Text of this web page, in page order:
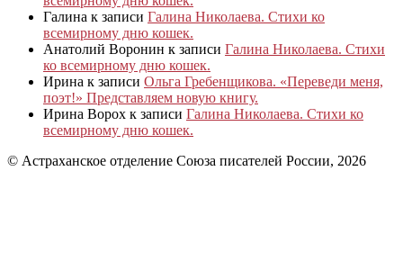
Галина к записи Галина Николаева. Стихи ко
всемирному дню кошек.
Анатолий Воронин к записи Галина Николаева. Стихи
ко всемирному дню кошек.
Ирина к записи Ольга Гребенщикова. «Переведи меня,
поэт!» Представляем новую книгу.
Ирина Ворох к записи Галина Николаева. Стихи ко
всемирному дню кошек.
© Астраханское отделение Союза писателей России, 2026